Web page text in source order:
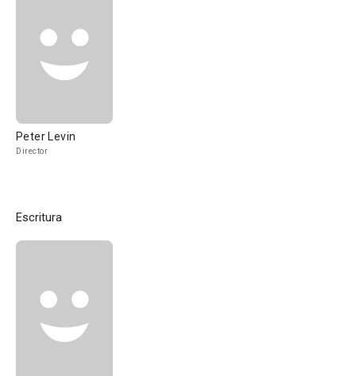
Peter Levin
Director
Escritura